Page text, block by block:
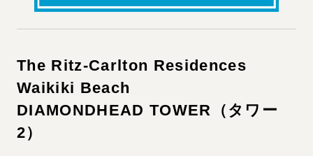
The Ritz-Carlton Residences
Waikiki Beach
DIAMONDHEAD TOWER（タワー
2）